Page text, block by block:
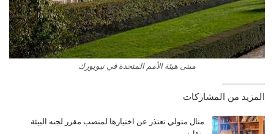
مبنى هيئة الأمم المتحدة في نيويورك
المزيد من المشاركات
منال متولي تعتذر عن اختيارها لمنصب مقرر لجنه البيئة